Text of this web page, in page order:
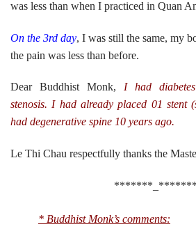
was less than when I practiced in Quan
On the 3rd day, I was still the same, my
the pain was less than before.
Dear Buddhist Monk, I had
stenosis. I had already placed 01 stent
had degenerative spine 10 years ago.
Le Thi Chau respectfully thanks the
*******_*******
* Buddhist Monk’s comments: